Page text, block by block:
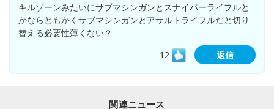
キルゾーンみたいにサブマシンガンとスナイパーライフルと
かならともかくサブマシンガンとアサルトライフルだと切り
替える必要性薄くない？
12
返信
関連ニュース